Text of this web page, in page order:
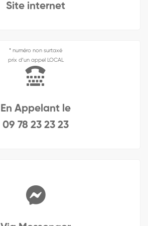
Site internet
* numéro non surtaxé
prix d’un appel LOCAL
En Appelant le
09 78 23 23 23